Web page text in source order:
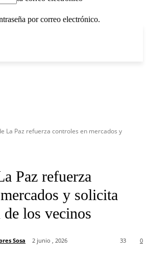
por correo electrónico.
La Paz refuerza controles en mercados y
Paz refuerza
y solicita
los vecinos
Sosa 2 junio , 2026 0
33